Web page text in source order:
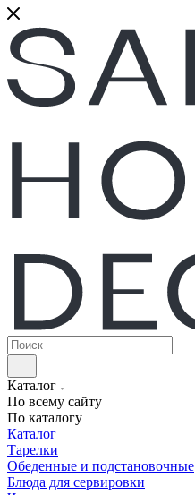
Каталог
По всему сайту
По каталогу
Каталог
Тарелки
Обеденные и подстановочные
Блюда для сервировки